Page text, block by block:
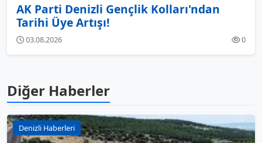
AK Parti Denizli Gençlik Kolları'ndan
Tarihi Üye Artışı!
03.08.2026 0
Diğer Haberler
Denizli Haberleri